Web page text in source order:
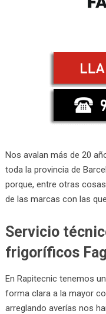
Nos avalan más de 20
toda la provincia de
porque, entre otras
de las marcas con las
Servicio
frigoríficos
En Rapitecnic tenemos
forma clara a la mayor
arreglando averías nos